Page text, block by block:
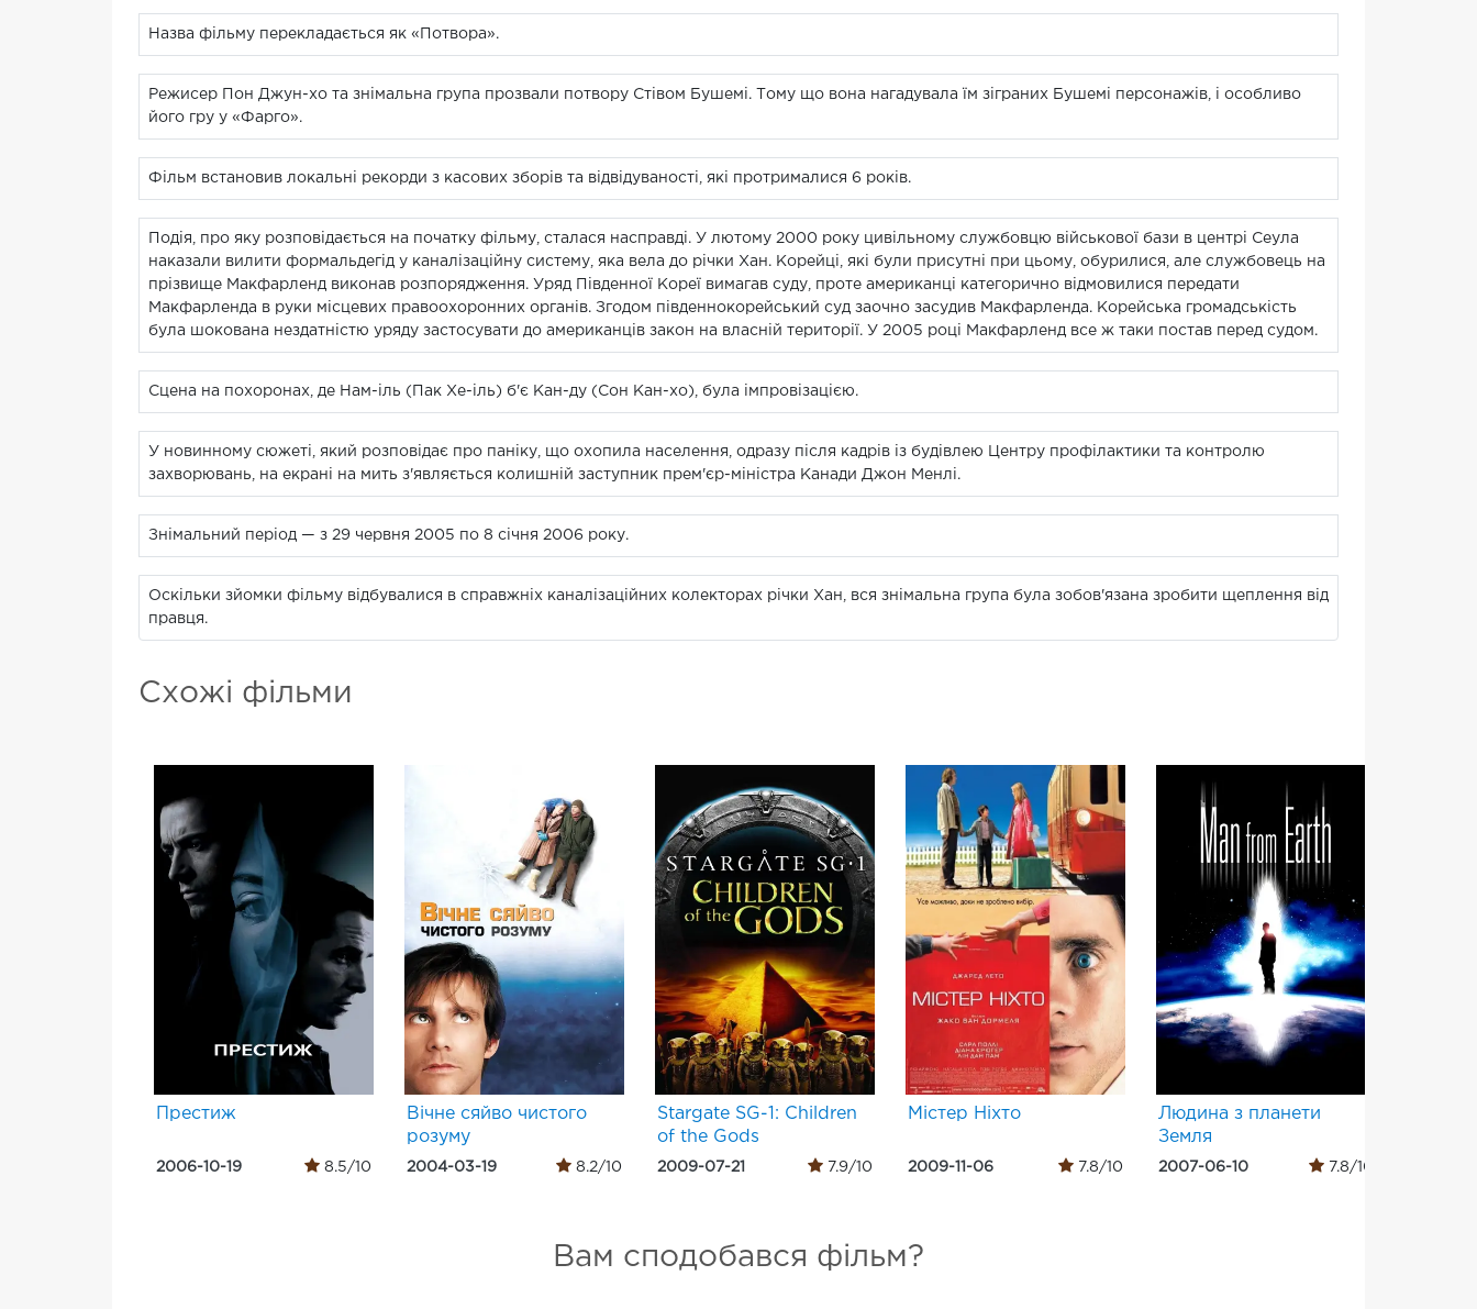
Назва фільму перекладається як «Потвора».
Режисер Пон Джун-хо та знімальна група прозвали потвору Стівом Бушемі. Тому що вона нагадувала їм зіграних Бушемі персонажів, і особливо
його гру у «Фарго».
Фільм встановив локальні рекорди з касових зборів та відвідуваності, які протрималися 6 років.
Подія, про яку розповідається на початку фільму, сталася насправді. У лютому 2000 року цивільному службовцю військової бази в центрі Сеула
наказали вилити формальдегід у каналізаційну систему, яка вела до річки Хан. Корейці, які були присутні при цьому, обурилися, але службовець на
прізвище Макфарленд виконав розпорядження. Уряд Південної Кореї вимагав суду, проте американці категорично відмовилися передати
Макфарленда в руки місцевих правоохоронних органів. Згодом південнокорейський суд заочно засудив Макфарленда. Корейська громадськість
була шокована нездатністю уряду застосувати до американців закон на власній території. У 2005 році Макфарленд все ж таки постав перед судом.
Сцена на похоронах, де Нам-іль (Пак Хе-іль) б'є Кан-ду (Сон Кан-хо), була імпровізацією.
У новинному сюжеті, який розповідає про паніку, що охопила населення, одразу після кадрів із будівлею Центру профілактики та контролю
захворювань, на екрані на мить з'являється колишній заступник прем'єр-міністра Канади Джон Менлі.
Знімальний період — з 29 червня 2005 по 8 січня 2006 року.
Оскільки зйомки фільму відбувалися в справжніх каналізаційних колекторах річки Хан, вся знімальна група була зобов'язана зробити щеплення від
правця.
Схожі фільми
Престиж
2006-10-19 8.5/10
Вічне сяйво чистого
розуму
2004-03-19 8.2/10
Stargate SG-1: Children
of the Gods
2009-07-21 7.9/10
Містер Ніхто
2009-11-06 7.8/10
Людина з планети
Земля
2007-06-10 7.8/10
Вам сподобався фільм?